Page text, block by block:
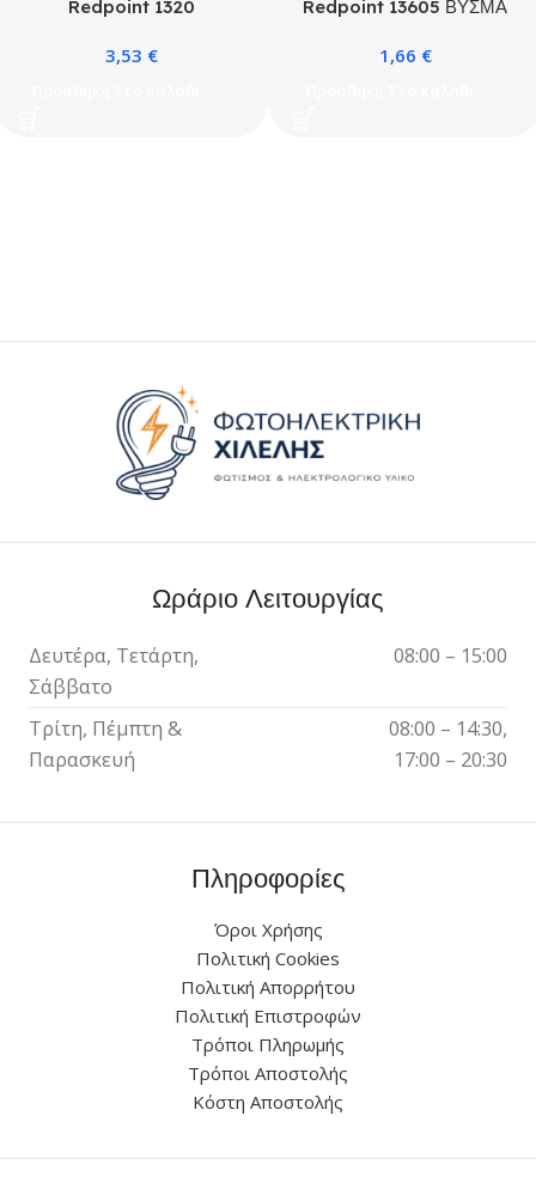
Redpoint 1320
145mm ΜΕ ΨΗΦΙΑΚΕΣ
3,53 €
Redpoint 13605 ΒΥΣΜΑ
ΦΩΤΟΒΟΛΤΑΪΚΩΝ
1,66 €
Ωράριο Λειτουργίας
Δευτέρα, Τετάρτη,
Σάββατο
08:00 – 15:00
Τρίτη, Πέμπτη &
Παρασκευή
08:00 – 14:30,
17:00 – 20:30
Πληροφορίες
Όροι Χρήσης
Πολιτική Cookies
Πολιτική Απορρήτου
Πολιτική Επιστροφών
Τρόποι Πληρωμής
Τρόποι Αποστολής
Κόστη Αποστολής